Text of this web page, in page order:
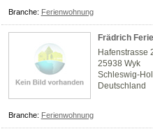
Branche: Ferienwohnung
Frädrich
Hafenstrasse
25938 Wyk
Schleswig-
Deutschland
Branche: Ferienwohnung